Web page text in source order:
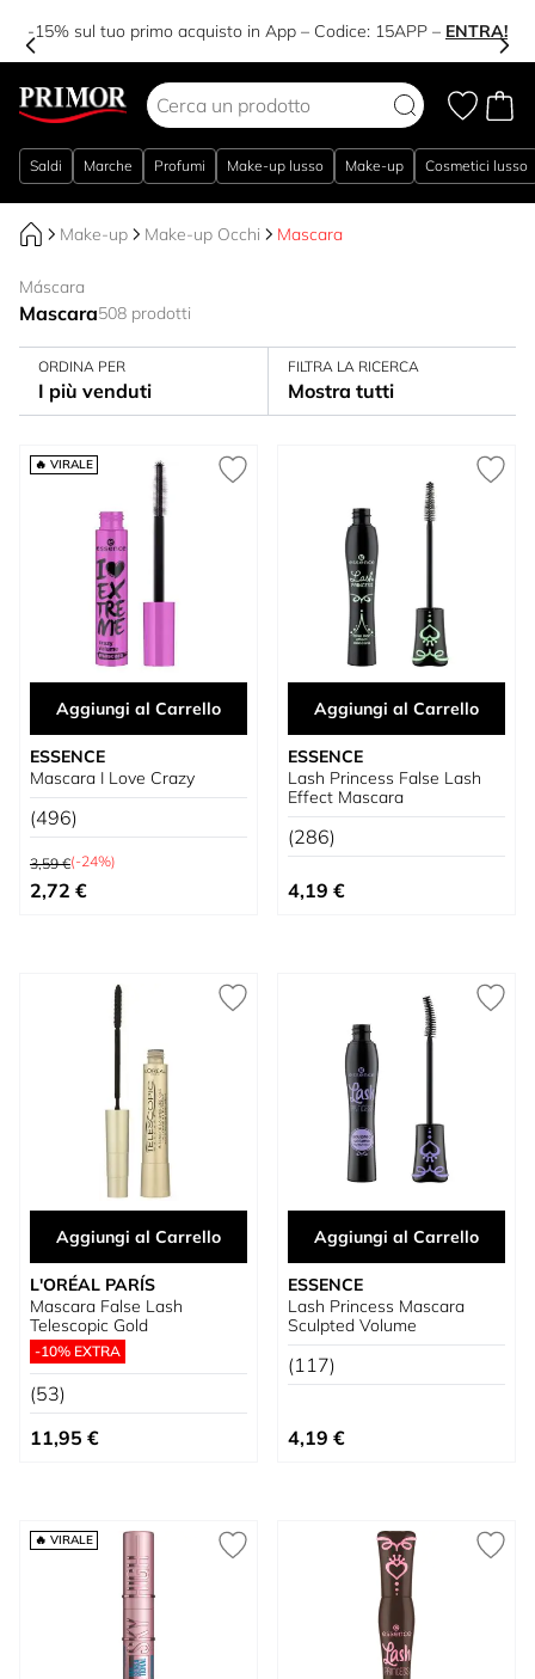
-15% sul tuo primo acquisto in App – Codice: 15APP – ENTRA!
Saldi Marche Profumi Make-up lusso Make-up Cosmetici lusso
Make-up Make-up Occhi Mascara
Máscara
Mascara508 prodotti
ORDINA PER
I più venduti
FILTRA LA RICERCA
Mostra tutti
🔥 VIRALE
Aggiungi al Carrello
ESSENCE
Mascara I Love Crazy
(496)
Prezzo predefinito
3,59 €(-24%)
Prezzo speciale
2,72 €
Aggiungi al Carrello
ESSENCE
Lash Princess False Lash
Effect Mascara
(286)
4,19 €
Aggiungi al Carrello
L'ORÉAL PARÍS
Mascara False Lash
Telescopic Gold
-10% EXTRA
(53)
11,95 €
Aggiungi al Carrello
ESSENCE
Lash Princess Mascara
Sculpted Volume
(117)
4,19 €
🔥 VIRALE